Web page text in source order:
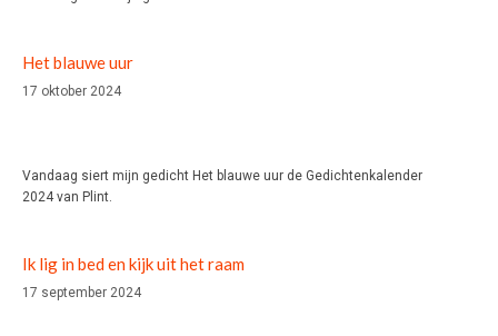
Het blauwe uur
17 oktober 2024
Vandaag siert mijn gedicht Het blauwe uur de Gedichtenkalender
2024 van Plint.
Ik lig in bed en kijk uit het raam
17 september 2024